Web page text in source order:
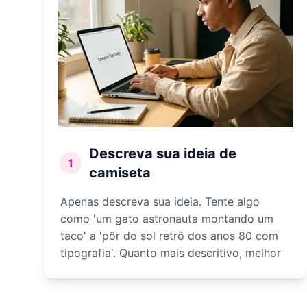
1
Descreva sua ideia de
camiseta
Apenas descreva sua ideia. Tente algo
como 'um gato astronauta montando um
taco' a 'pôr do sol retrô dos anos 80 com
tipografia'. Quanto mais descritivo, melhor